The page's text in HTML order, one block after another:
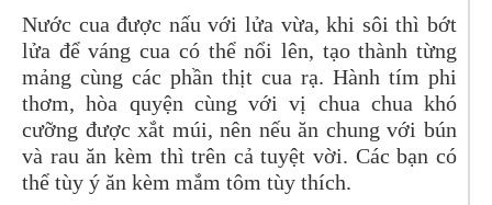
Nước cua được nấu với lửa vừa, khi sôi thì bớt
lửa để váng cua có thể nổi lên, tạo thành từng
mảng cùng các phần thịt cua rạ. Hành tím phi
thơm, hòa quyện cùng với vị chua chua khó
cưỡng được xắt múi, nên nếu ăn chung với bún
và rau ăn kèm thì trên cả tuyệt vời. Các bạn có
thể tùy ý ăn kèm mắm tôm tùy thích.